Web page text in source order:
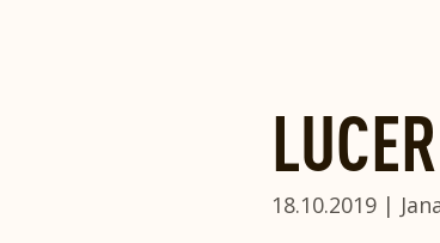
18.10.2019 |